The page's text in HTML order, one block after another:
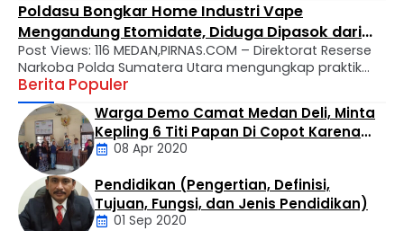
Poldasu Bongkar Home Industri Vape
Mengandung Etomidate, Diduga Dipasok dari
Kamboja
Post Views: 116 MEDAN,PIRNAS.COM – Direktorat Reserse
Narkoba Polda Sumatera Utara mengungkap praktik
home industri yang memproduksi liquid vape
mengandung etomidate, narkotika golongan II.
Pengungkapan tersebut menjadi salah satu langkah
serius kepolisian dalam menindak peredaran narkotika
dengan modus baru yang menyasar kalangan
masyarakat melalui rokok elektronik (vape). Kasus
tersebut dipaparkan dalam konferensi pers yang
digelar …
Berita Populer
Daerah
Warga Demo Camat Medan Deli, Minta
Kepling 6 Titi Papan Di Copot Karena
Tak Perduli Sama Warganya
08 Apr 2020
Pendidikan (Pengertian, Definisi,
Tujuan, Fungsi, dan Jenis Pendidikan)
01 Sep 2020